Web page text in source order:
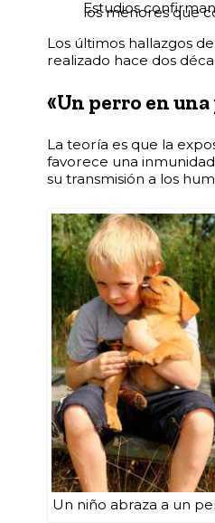
Estudios
los menores que
Los últimos hallazgos
realizado hace dos
«Un perro en
La teoría es que la
favorece una
su transmisión a los
Un niño abraza a un